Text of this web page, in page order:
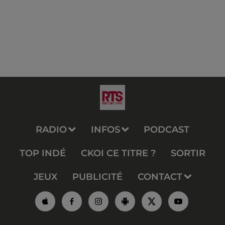
RADIO INFOS PODCAST
TOP INDÉ CKOI CE TITRE ? SORTIR
JEUX PUBLICITÉ CONTACT